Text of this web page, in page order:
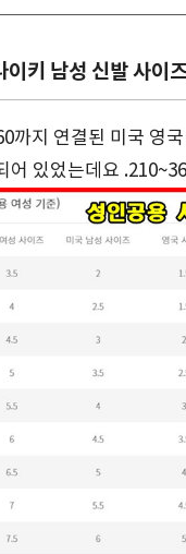
이키 남성 신발 사이
까지 연결된 미국 영
어 있었는데요